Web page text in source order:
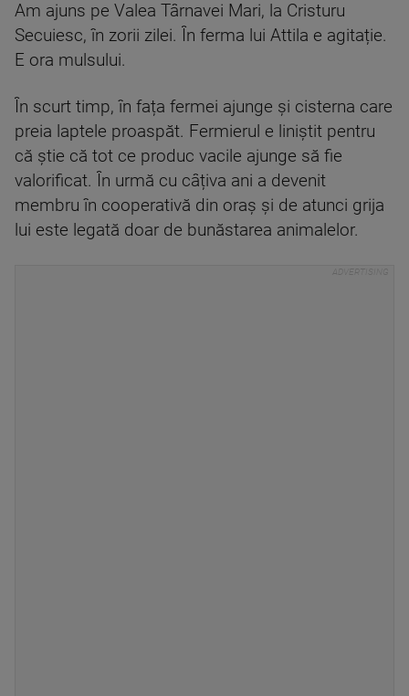
Am ajuns pe Valea Târnavei Mari, la Cristuru
Secuiesc, în zorii zilei. În ferma lui Attila e agitație.
E ora mulsului.
În scurt timp, în fața fermei ajunge și cisterna care
preia laptele proaspăt. Fermierul e liniștit pentru
că știe că tot ce produc vacile ajunge să fie
valorificat. În urmă cu câțiva ani a devenit
membru în cooperativă din oraș și de atunci grija
lui este legată doar de bunăstarea animalelor.